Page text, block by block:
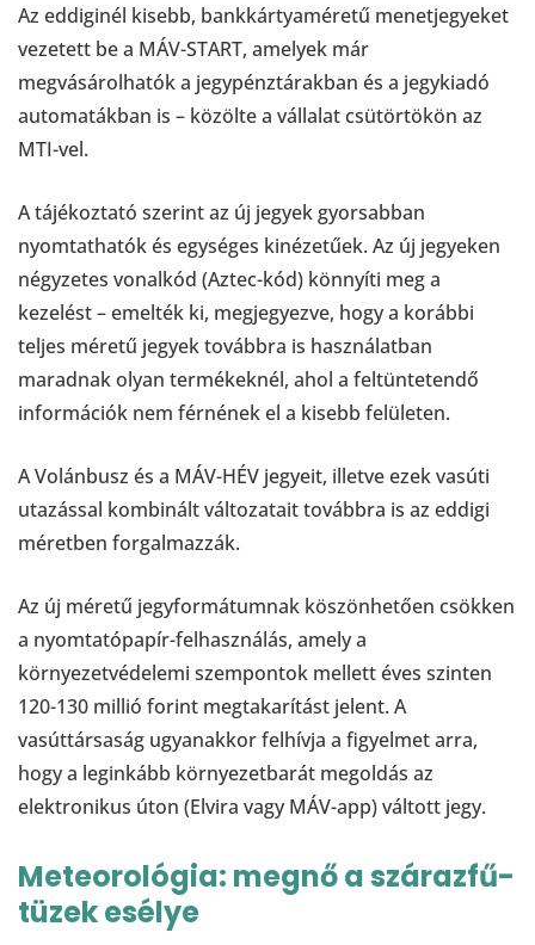
Az eddiginél kisebb, bankkártyaméretű menetjegyeket
vezetett be a MÁV-START, amelyek már
megvásárolhatók a jegypénztárakban és a jegykiadó
automatákban is – közölte a vállalat csütörtökön az
MTI-vel.
A tájékoztató szerint az új jegyek gyorsabban
nyomtathatók és egységes kinézetűek. Az új jegyeken
négyzetes vonalkód (Aztec-kód) könnyíti meg a
kezelést – emelték ki, megjegyezve, hogy a korábbi
teljes méretű jegyek továbbra is használatban
maradnak olyan termékeknél, ahol a feltüntetendő
információk nem férnének el a kisebb felületen.
A Volánbusz és a MÁV-HÉV jegyeit, illetve ezek vasúti
utazással kombinált változatait továbbra is az eddigi
méretben forgalmazzák.
Az új méretű jegyformátumnak köszönhetően csökken
a nyomtatópapír-felhasználás, amely a
környezetvédelemi szempontok mellett éves szinten
120-130 millió forint megtakarítást jelent. A
vasúttársaság ugyanakkor felhívja a figyelmet arra,
hogy a leginkább környezetbarát megoldás az
elektronikus úton (Elvira vagy MÁV-app) váltott jegy.
Meteorológia: megnő a szárazfű-
tüzek esélye